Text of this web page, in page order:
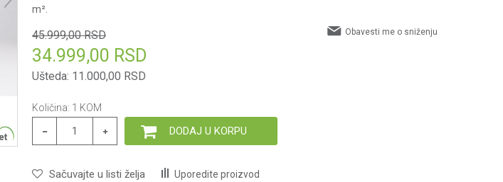
m².
45.999,00 RSD
34.999,00 RSD
Ušteda: 11.000,00 RSD
Obavesti me o sniženju
Količina: 1 KOM
DODAJ U KORPU
Sačuvajte u listi želja Uporedite proizvod